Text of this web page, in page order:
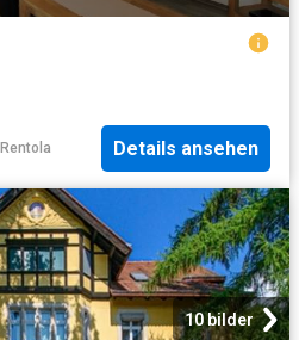
Rentola Details ansehen
10 bilder